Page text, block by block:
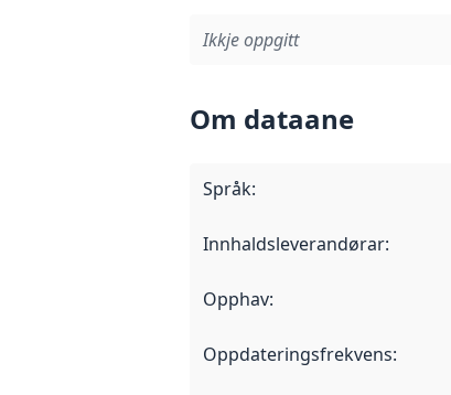
Ikkje oppgitt
Om dataane
Språk:
Innhaldsleverandørar:
Opphav:
Oppdateringsfrekvens: